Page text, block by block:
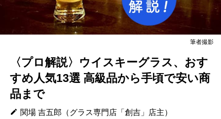
筆者撮影
〈プロ解説〉ウイスキーグラス、おす
すめ人気13選 高級品から手頃で安い商
品まで
関場 吉五郎（グラス専門店「創吉」店主）